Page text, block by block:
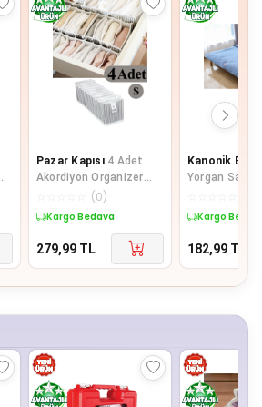
Pazar Kapısı 4 Adet
Akordiyon Organizer
Çekmece İçi
(0)
Kargo Bedava
279,99 TL
Kanonik
Yorgan
Kargo
182,99 TL